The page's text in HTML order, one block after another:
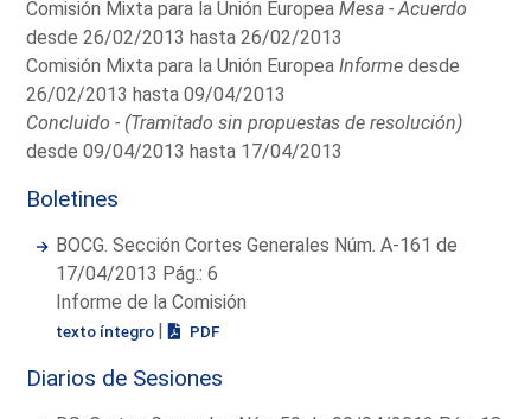
Comisión Mixta para la Unión EuropeaMesa - Acuerdo
desde 26/02/2013 hasta 26/02/2013
Comisión Mixta para la Unión EuropeaInforme desde
26/02/2013 hasta 09/04/2013
Concluido - (Tramitado sin propuestas de resolución)
desde 09/04/2013 hasta 17/04/2013
Boletines
BOCG. Sección Cortes Generales Núm. A-161 de
17/04/2013 Pág.: 6
Informe de la Comisión
texto íntegro | PDF
Diarios de Sesiones